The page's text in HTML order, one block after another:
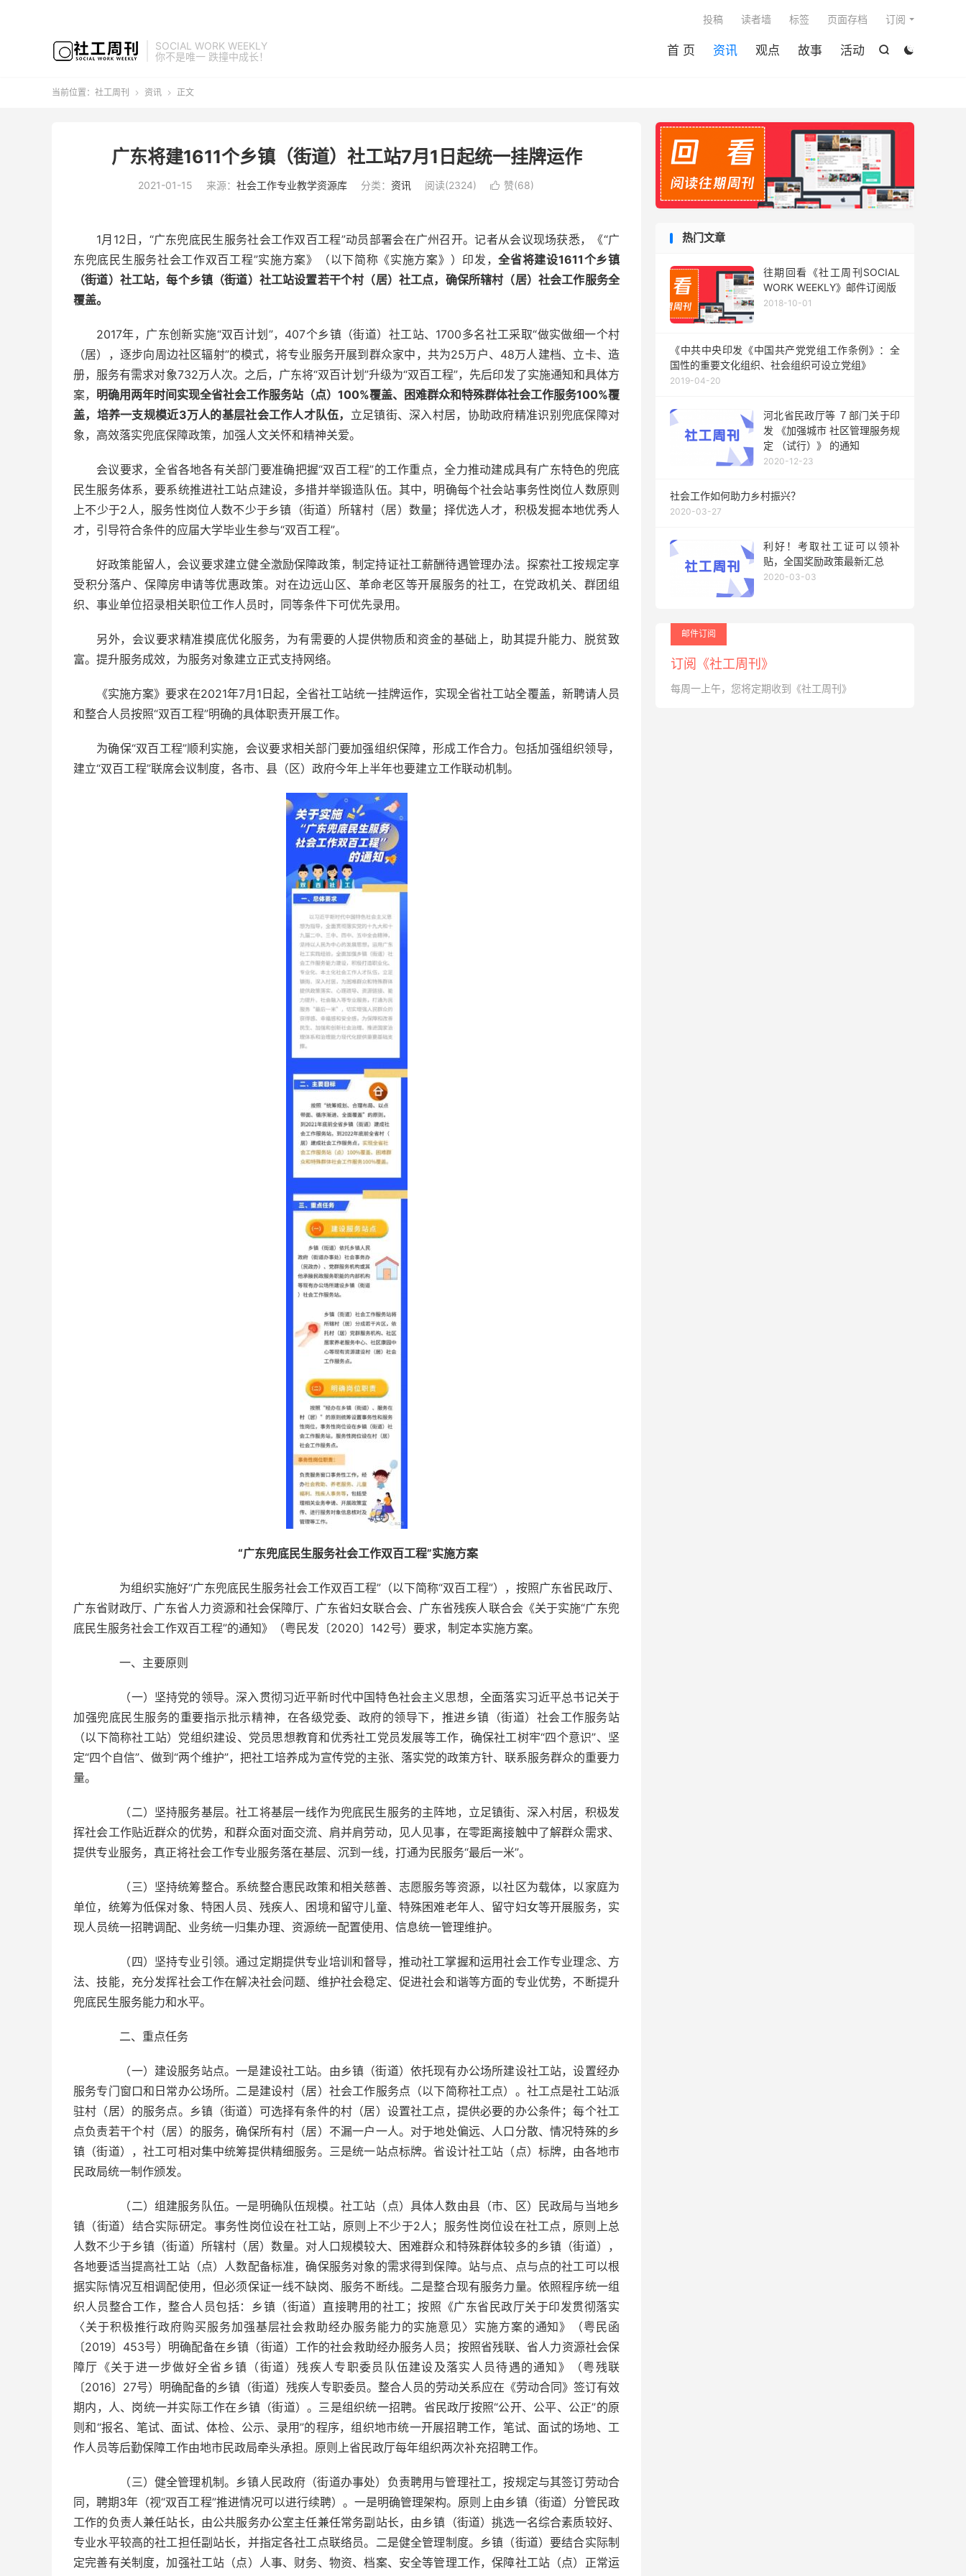
SOCIAL WORK WEEKLY
你不是唯一 跌撞中成长！


首 页 资讯 观点 故事 活动
投稿 读者墙 标签 页面存档 订阅
当前位置： 社工周刊  资讯  正文
广东将建1611个乡镇（街道）社工站7月1日起统一挂牌运作
2021-01-15 来源： 社会工作专业教学资源库 分类： 资讯 阅读(2324)  赞(68)
1月12日，“广东兜底民生服务社会工作双百工程”动员部署会在广州召开。记者从会议现场获悉，《“广
东兜底民生服务社会工作双百工程”实施方案》（以下简称《实施方案》）印发，全省将建设1611个乡镇
（街道）社工站，每个乡镇（街道）社工站设置若干个村（居）社工点，确保所辖村（居）社会工作服务全
覆盖。
2017年，广东创新实施“双百计划”，407个乡镇（街道）社工站、1700多名社工采取“做实做细一个村
（居），逐步向周边社区辐射”的模式，将专业服务开展到群众家中，共为25万户、48万人建档、立卡、造
册，服务有需求对象732万人次。之后，广东将“双百计划”升级为“双百工程”，先后印发了实施通知和具体方
案， 明确用两年时间实现全省社会工作服务站（点）100%覆盖、困难群众和特殊群体社会工作服务100%覆
盖，培养一支规模近3万人的基层社会工作人才队伍， 立足镇街、深入村居，协助政府精准识别兜底保障对
象，高效落实兜底保障政策，加强人文关怀和精神关爱。
会议要求，全省各地各有关部门要准确把握“双百工程”的工作重点，全力推动建成具有广东特色的兜底
民生服务体系，要系统推进社工站点建设，多措并举锻造队伍。其中，明确每个社会站事务性岗位人数原则
上不少于2人，服务性岗位人数不少于乡镇（街道）所辖村（居）数量；择优选人才，积极发掘本地优秀人
才，引导符合条件的应届大学毕业生参与“双百工程”。
好政策能留人，会议要求建立健全激励保障政策，制定持证社工薪酬待遇管理办法。探索社工按规定享
受积分落户、保障房申请等优惠政策。对在边远山区、革命老区等开展服务的社工，在党政机关、群团组
织、事业单位招录相关职位工作人员时，同等条件下可优先录用。
另外，会议要求精准摸底优化服务，为有需要的人提供物质和资金的基础上，助其提升能力、脱贫致
富。提升服务成效，为服务对象建立正式支持网络。
《实施方案》要求在2021年7月1日起，全省社工站统一挂牌运作，实现全省社工站全覆盖，新聘请人员
和整合人员按照“双百工程”明确的具体职责开展工作。
为确保“双百工程”顺利实施，会议要求相关部门要加强组织保障，形成工作合力。包括加强组织领导，
建立“双百工程”联席会议制度，各市、县（区）政府今年上半年也要建立工作联动机制。
“广东兜底民生服务社会工作双百工程”实施方案
为组织实施好“广东兜底民生服务社会工作双百工程”（以下简称“双百工程”），按照广东省民政厅、
广东省财政厅、广东省人力资源和社会保障厅、广东省妇女联合会、广东省残疾人联合会《关于实施“广东兜
底民生服务社会工作双百工程”的通知》（粤民发〔2020〕142号）要求，制定本实施方案。
一、主要原则
（一）坚持党的领导。深入贯彻习近平新时代中国特色社会主义思想，全面落实习近平总书记关于
加强兜底民生服务的重要指示批示精神，在各级党委、政府的领导下，推进乡镇（街道）社会工作服务站
（以下简称社工站）党组织建设、党员思想教育和优秀社工党员发展等工作，确保社工树牢“四个意识”、坚
定“四个自信”、做到“两个维护”，把社工培养成为宣传党的主张、落实党的政策方针、联系服务群众的重要力
量。
（二）坚持服务基层。社工将基层一线作为兜底民生服务的主阵地，立足镇街、深入村居，积极发
挥社会工作贴近群众的优势，和群众面对面交流、肩并肩劳动，见人见事，在零距离接触中了解群众需求、
提供专业服务，真正将社会工作专业服务落在基层、沉到一线，打通为民服务“最后一米”。
（三）坚持统筹整合。系统整合惠民政策和相关慈善、志愿服务等资源，以社区为载体，以家庭为
单位，统筹为低保对象、特困人员、残疾人、困境和留守儿童、特殊困难老年人、留守妇女等开展服务，实
现人员统一招聘调配、业务统一归集办理、资源统一配置使用、信息统一管理维护。
（四）坚持专业引领。通过定期提供专业培训和督导，推动社工掌握和运用社会工作专业理念、方
法、技能，充分发挥社会工作在解决社会问题、维护社会稳定、促进社会和谐等方面的专业优势，不断提升
兜底民生服务能力和水平。
二、重点任务
（一）建设服务站点。一是建设社工站。由乡镇（街道）依托现有办公场所建设社工站，设置经办
服务专门窗口和日常办公场所。二是建设村（居）社会工作服务点（以下简称社工点）。社工点是社工站派
驻村（居）的服务点。乡镇（街道）可选择有条件的村（居）设置社工点，提供必要的办公条件；每个社工
点负责若干个村（居）的服务，确保所有村（居）不漏一户一人。对于地处偏远、人口分散、情况特殊的乡
镇（街道），社工可相对集中统筹提供精细服务。三是统一站点标牌。省设计社工站（点）标牌，由各地市
民政局统一制作颁发。
（二）组建服务队伍。一是明确队伍规模。社工站（点）具体人数由县（市、区）民政局与当地乡
镇（街道）结合实际研定。事务性岗位设在社工站，原则上不少于2人；服务性岗位设在社工点，原则上总
人数不少于乡镇（街道）所辖村（居）数量。对人口规模较大、困难群众和特殊群体较多的乡镇（街道），
各地要适当提高社工站（点）人数配备标准，确保服务对象的需求得到保障。站与点、点与点的社工可以根
据实际情况互相调配使用，但必须保证一线不缺岗、服务不断线。二是整合现有服务力量。依照程序统一组
织人员整合工作，整合人员包括：乡镇（街道）直接聘用的社工；按照《广东省民政厅关于印发贯彻落实
〈关于积极推行政府购买服务加强基层社会救助经办服务能力的实施意见〉实施方案的通知》（粤民函
〔2019〕453号）明确配备在乡镇（街道）工作的社会救助经办服务人员；按照省残联、省人力资源社会保
障厅《关于进一步做好全省乡镇（街道）残疾人专职委员队伍建设及落实人员待遇的通知》（粤残联
〔2016〕27号）明确配备的乡镇（街道）残疾人专职委员。整合人员的劳动关系应在《劳动合同》签订有效
期内，人、岗统一并实际工作在乡镇（街道）。三是组织统一招聘。省民政厅按照“公开、公平、公正”的原
则和“报名、笔试、面试、体检、公示、录用”的程序，组织地市统一开展招聘工作，笔试、面试的场地、工
作人员等后勤保障工作由地市民政局牵头承担。原则上省民政厅每年组织两次补充招聘工作。
（三）健全管理机制。乡镇人民政府（街道办事处）负责聘用与管理社工，按规定与其签订劳动合
同，聘期3年（视“双百工程”推进情况可以进行续聘）。一是明确管理架构。原则上由乡镇（街道）分管民政
工作的负责人兼任站长，由公共服务办公室主任兼任常务副站长，由乡镇（街道）挑选一名综合素质较好、
专业水平较高的社工担任副站长，并指定各社工点联络员。二是健全管理制度。乡镇（街道）要结合实际制
定完善有关制度，加强社工站（点）人事、财务、物资、档案、安全等管理工作，保障社工站（点）正常运
热门文章
往期回看《社工周刊SOCIAL
WORK WEEKLY》邮件订阅版
2018-10-01
《中共中央印发《中国共产党党组工作条例》：全
国性的重要文化组织、社会组织可设立党组》
2019-04-20
河北省民政厅等 ７部门关于印
发 《加强城市 社区管理服务规
定 （试行）》 的通知
2020-12-23
社会工作如何助力乡村振兴？
2020-03-27
利好！考取社工证可以领补
贴，全国奖励政策最新汇总
2020-03-03
邮件订阅
订阅《社工周刊》
每周一上午，您将定期收到《社工周刊》